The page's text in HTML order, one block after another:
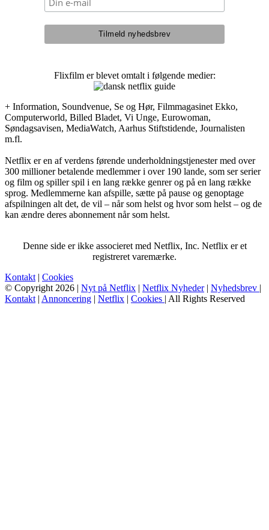
Flixfilm er blevet omtalt i følgende medier:
+ Information, Soundvenue, Se og Hør, Filmmagasinet Ekko,
Computerworld, Billed Bladet, Vi Unge, Eurowoman,
Søndagsavisen, MediaWatch, Aarhus Stiftstidende, Journalisten
m.fl.
Netflix er en af verdens førende underholdningstjenester med over
300 millioner betalende medlemmer i over 190 lande, som ser serier
og film og spiller spil i en lang række genrer og på en lang række
sprog. Medlemmerne kan afspille, sætte på pause og genoptage
afspilningen alt det, de vil – når som helst og hvor som helst – og de
kan ændre deres abonnement når som helst.
Denne side er ikke associeret med Netflix, Inc. Netflix er et
registreret varemærke.
Kontakt | Cookies
© Copyright 2026 | Nyt på Netflix | Netflix Nyheder| Nyhedsbrev |
Kontakt | Annoncering | Netflix | Cookies | All Rights Reserved